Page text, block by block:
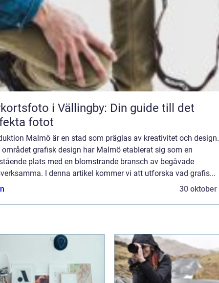
i Vällingby: Din guide till det
fotot
Malmö är en stad som präglas av kreativitet och design.
området grafisk design har Malmö etablerat sig som en
plats med en blomstrande bransch av begåvade
I denna artikel kommer vi att utforska vad grafis...
30 oktober